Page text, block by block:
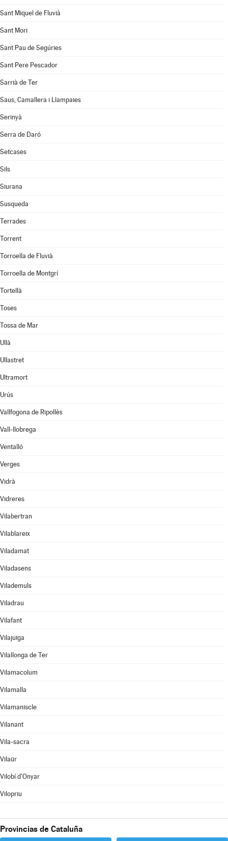
Sant Miquel de Fluvià
Sant Mori
Sant Pau de Segúries
Sant Pere Pescador
Sarrià de Ter
Saus, Camallera i Llampaies
Serinyà
Serra de Daró
Setcases
Sils
Siurana
Susqueda
Terrades
Torrent
Torroella de Fluvià
Torroella de Montgrí
Tortellà
Toses
Tossa de Mar
Ullà
Ullastret
Ultramort
Urús
Vallfogona de Ripollès
Vall-llobrega
Ventalló
Verges
Vidrà
Vidreres
Vilabertran
Vilablareix
Viladamat
Viladasens
Vilademuls
Viladrau
Vilafant
Vilajuïga
Vilallonga de Ter
Vilamacolum
Vilamalla
Vilamaniscle
Vilanant
Vila-sacra
Vilaür
Vilobí d'Onyar
Vilopriu
Provincias de Cataluña